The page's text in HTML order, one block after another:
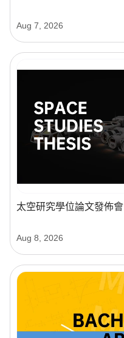
Aug 7, 2026
太空研究學位論文發佈會
Aug 8, 2026